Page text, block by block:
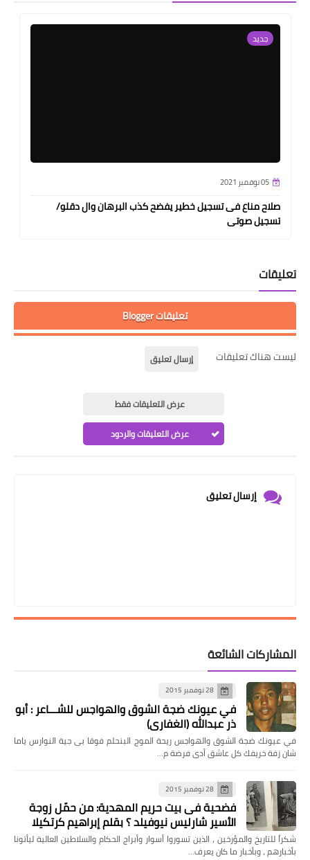
جديد
05 نوفمبر 2021
صلاح مناع فى تسجيل خطير يفضح كذب البرهان وال دقلو/
تسجيل صوتى
تعليقات
تعليقات Blogger
ليست هناك تعليقات إرسال تعليق
عرض التعليقات فقط
عرض التعليقات والردود
إرسال تعليق
المشاركات الشائعة
28 نوفمبر 2015
في عيونك ضجة الشوق والهواجس للشـــاعر : أبو
ذر عبدالله (الغفاري)
في عيونك ضجة الشوق والهواجس ريحة الموج البنحلم فوقا بى جية النوارس ياما
شان زفة خريفك كل عاشق أدى فرضة م…
28 نوفمبر 2015
فضحية فى بيت حريم المهدية: من حمّل زوجة
الأسير شارليس نيوفيلد ؟ بقلم إبراهيم كرتكيلا
شكراً للتاريخ والمؤرخين ، الذين تسوروا أسوار وأبراج الحكام والسلاطين العالية ليأتونا
بأخبارهم ، وبأخبار ما كان يعرف…